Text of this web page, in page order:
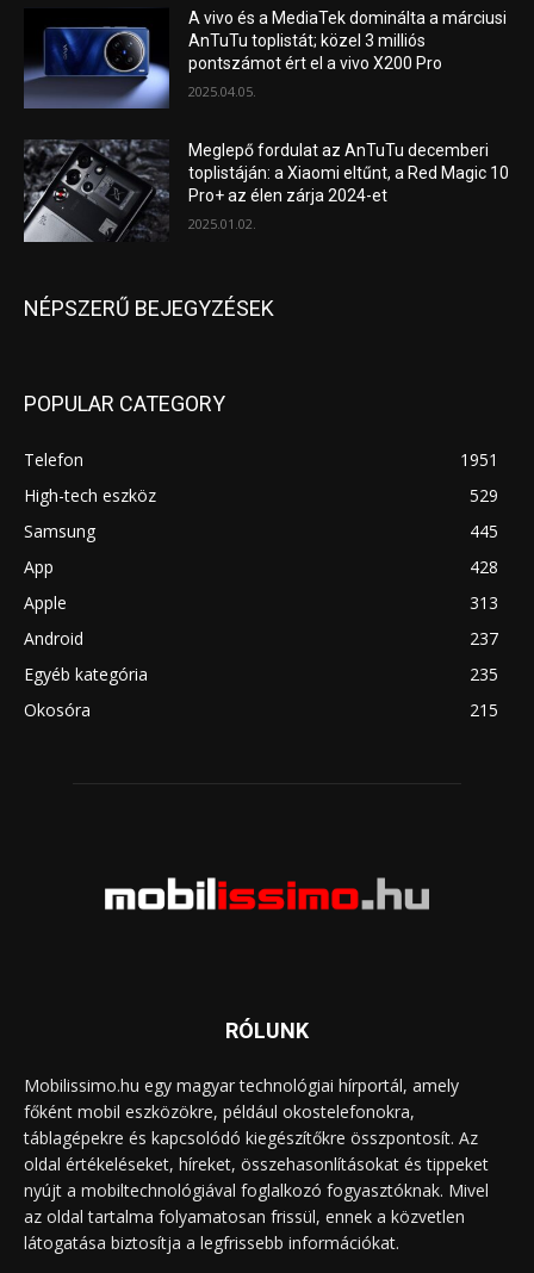
A vivo és a MediaTek dominálta a márciusi
AnTuTu toplistát; közel 3 milliós
pontszámot ért el a vivo X200 Pro
2025.04.05.
Meglepő fordulat az AnTuTu decemberi
toplistáján: a Xiaomi eltűnt, a Red Magic 10
Pro+ az élen zárja 2024-et
2025.01.02.
NÉPSZERŰ BEJEGYZÉSEK
POPULAR CATEGORY
Telefon
1951
High-tech eszköz
529
Samsung
445
App
428
Apple
313
Android
237
Egyéb kategória
235
Okosóra
215
RÓLUNK
Mobilissimo.hu egy magyar technológiai hírportál, amely
főként mobil eszközökre, például okostelefonokra,
táblagépekre és kapcsolódó kiegészítőkre összpontosít. Az
oldal értékeléseket, híreket, összehasonlításokat és tippeket
nyújt a mobiltechnológiával foglalkozó fogyasztóknak. Mivel
az oldal tartalma folyamatosan frissül, ennek a közvetlen
látogatása biztosítja a legfrissebb információkat.